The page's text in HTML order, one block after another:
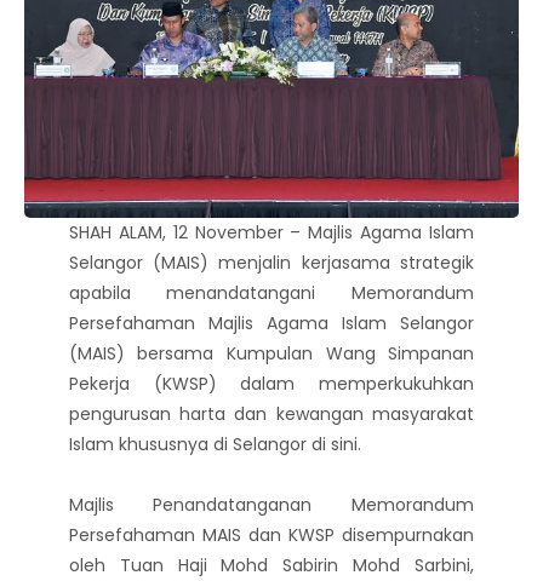
SHAH ALAM, 12 November – Majlis Agama Islam
Selangor (MAIS) menjalin kerjasama strategik
apabila menandatangani Memorandum
Persefahaman Majlis Agama Islam Selangor
(MAIS) bersama Kumpulan Wang Simpanan
Pekerja (KWSP) dalam memperkukuhkan
pengurusan harta dan kewangan masyarakat
Islam khususnya di Selangor di sini.
Majlis Penandatanganan Memorandum
Persefahaman MAIS dan KWSP disempurnakan
oleh Tuan Haji Mohd Sabirin Mohd Sarbini,